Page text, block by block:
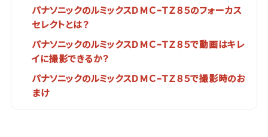
パナソニックのルミックスＤＭＣｰＴＺ８５のフォーカス
セレクトとは？
パナソニックのルミックスＤＭＣｰＴＺ８５で動画はキレ
イに撮影できるか？
パナソニックのルミックスＤＭＣｰＴＺ８５で撮影時のお
まけ